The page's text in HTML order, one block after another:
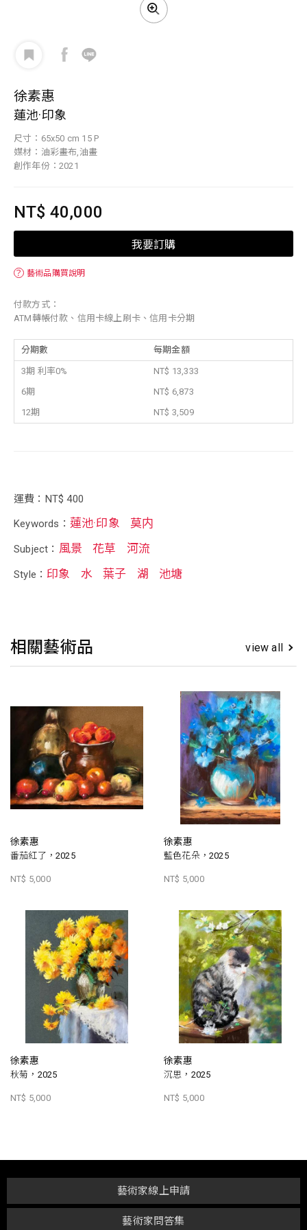
徐素惠
蓮池·印象
尺寸：65x50 cm 15 P
媒材：油彩畫布,油畫
創作年份：2021
NT$ 40,000
我要訂購
？ 藝術品購買說明
付款方式：
ATM轉帳付款、信用卡線上刷卡、信用卡分期
分期數 每期金額
3期 利率0%
NT$ 13,333
6期
NT$ 6,873
12期
NT$ 3,509
運費：NT$ 400
Keywords： 蓮池·印象 莫内
Subject： 風景 花草 河流
Style： 印象 水 葉子 湖 池塘
相關藝術品 view all
徐素惠
番茄紅了，2025
NT$ 5,000
徐素惠
藍色花朵，2025
NT$ 5,000
徐素惠
秋菊，2025
NT$ 5,000
徐素惠
沉思，2025
NT$ 5,000
藝術家問答集
藝術家線上申請